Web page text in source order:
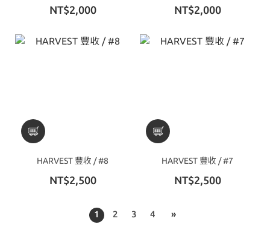
NT$2,000 NT$2,000
HARVEST 豐收 / #8
NT$2,500
HARVEST 豐收 / #7
NT$2,500
1 2 3 4 »